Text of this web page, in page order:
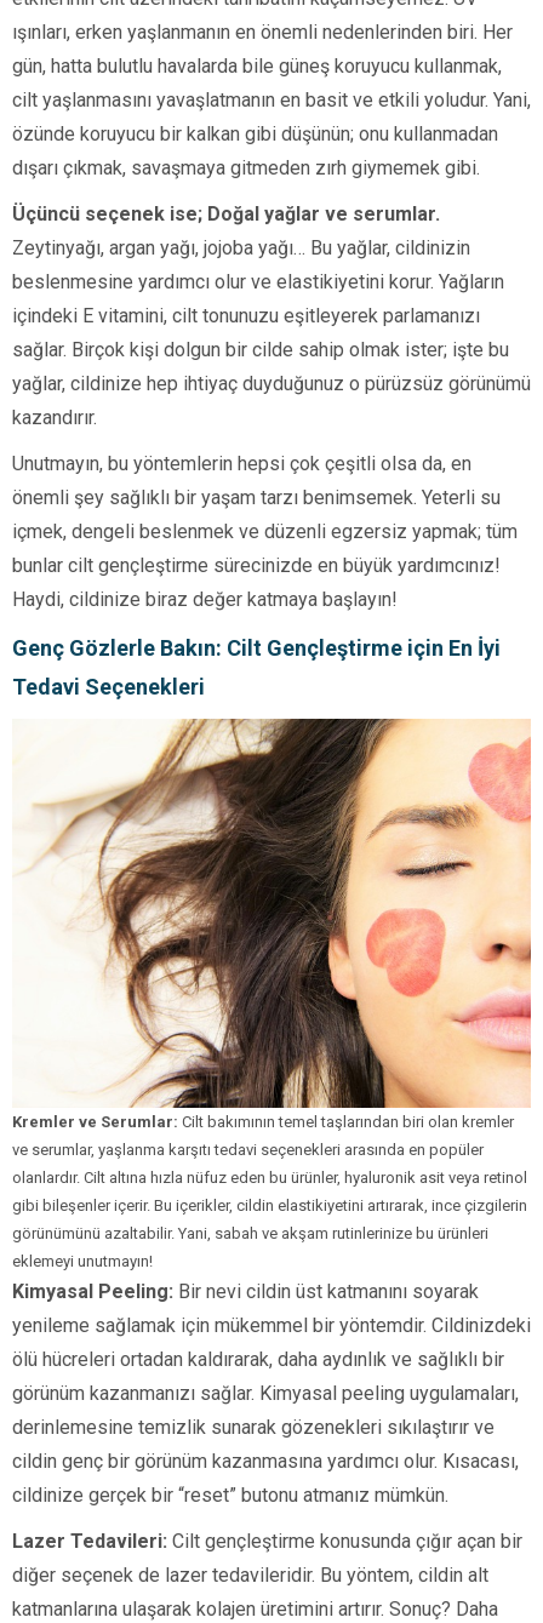
ışınları, erken yaşlanmanın en önemli nedenlerinden biri. Her
gün, hatta bulutlu havalarda bile güneş koruyucu kullanmak,
cilt yaşlanmasını yavaşlatmanın en basit ve etkili yoludur. Yani,
özünde koruyucu bir kalkan gibi düşünün; onu kullanmadan
dışarı çıkmak, savaşmaya gitmeden zırh giymemek gibi.
Üçüncü seçenek ise; Doğal yağlar ve serumlar.
Zeytinyağı, argan yağı, jojoba yağı… Bu yağlar, cildinizin
beslenmesine yardımcı olur ve elastikiyetini korur. Yağların
içindeki E vitamini, cilt tonunuzu eşitleyerek parlamanızı
sağlar. Birçok kişi dolgun bir cilde sahip olmak ister; işte bu
yağlar, cildinize hep ihtiyaç duyduğunuz o pürüzsüz görünümü
kazandırır.
Unutmayın, bu yöntemlerin hepsi çok çeşitli olsa da, en
önemli şey sağlıklı bir yaşam tarzı benimsemek. Yeterli su
içmek, dengeli beslenmek ve düzenli egzersiz yapmak; tüm
bunlar cilt gençleştirme sürecinizde en büyük yardımcınız!
Haydi, cildinize biraz değer katmaya başlayın!
Genç Gözlerle Bakın: Cilt Gençleştirme için En İyi
Tedavi Seçenekleri
Kremler ve Serumlar: Cilt bakımının temel taşlarından biri olan kremler
ve serumlar, yaşlanma karşıtı tedavi seçenekleri arasında en popüler
olanlardır. Cilt altına hızla nüfuz eden bu ürünler, hyaluronik asit veya retinol
gibi bileşenler içerir. Bu içerikler, cildin elastikiyetini artırarak, ince çizgilerin
görünümünü azaltabilir. Yani, sabah ve akşam rutinlerinize bu ürünleri
eklemeyi unutmayın!
Kimyasal Peeling: Bir nevi cildin üst katmanını soyarak
yenileme sağlamak için mükemmel bir yöntemdir. Cildinizdeki
ölü hücreleri ortadan kaldırarak, daha aydınlık ve sağlıklı bir
görünüm kazanmanızı sağlar. Kimyasal peeling uygulamaları,
derinlemesine temizlik sunarak gözenekleri sıkılaştırır ve
cildin genç bir görünüm kazanmasına yardımcı olur. Kısacası,
cildinize gerçek bir “reset” butonu atmanız mümkün.
Lazer Tedavileri: Cilt gençleştirme konusunda çığır açan bir
diğer seçenek de lazer tedavileridir. Bu yöntem, cildin alt
katmanlarına ulaşarak kolajen üretimini artırır. Sonuç? Daha